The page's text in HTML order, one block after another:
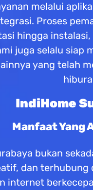
melalui
Proses
hingga
juga selalu siap
yang telah
IndiHome
Manfaat Yang
bukan
dan terhubung
internet